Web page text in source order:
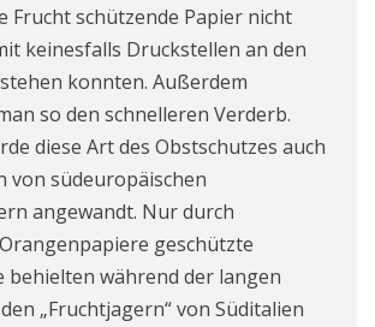
Frucht schützende Papier nicht
keinesfalls Druckstellen an den
konnten. Außerdem
so den schnelleren Verderb.
diese Art des Obstschutzes auch
von südeuropäischen
angewandt. Nur durch
geschützte
während der langen
„Fruchtjagern“ von Süditalien